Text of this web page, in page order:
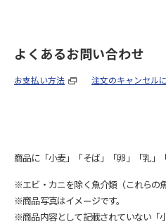
よくあるお問い合わせ
お支払い方法 注文のキャンセル
商品に「小麦」「そば」「卵」「乳」
※エビ・カニを除く魚介類（これらの
※商品写真はイメージです。
※商品内容として記載されていない「